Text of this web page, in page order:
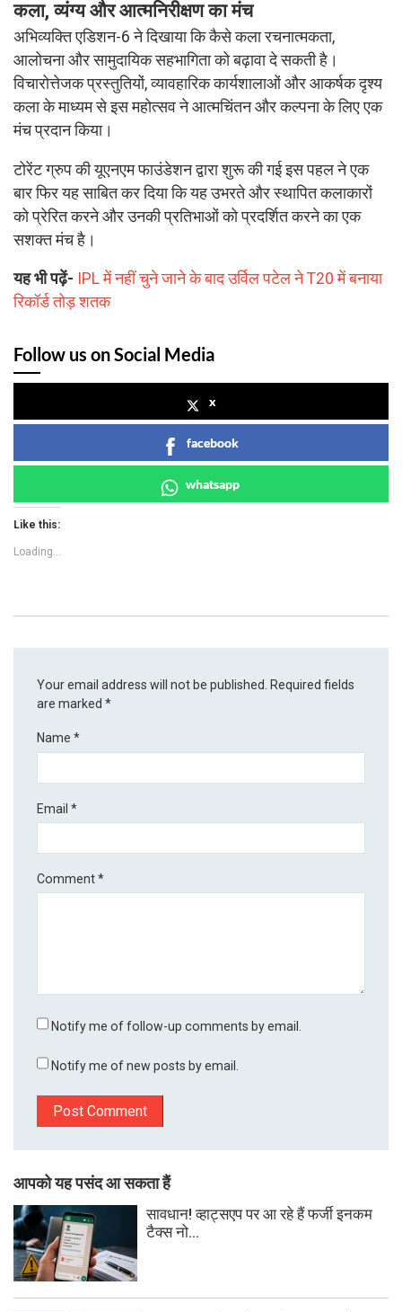
कला, व्यंग्य और आत्मनिरीक्षण का मंच
अभिव्यक्ति एडिशन-6 ने दिखाया कि कैसे कला रचनात्मकता,
आलोचना और सामुदायिक सहभागिता को बढ़ावा दे सकती है।
विचारोत्तेजक प्रस्तुतियों, व्यावहारिक कार्यशालाओं और आकर्षक दृश्य
कला के माध्यम से इस महोत्सव ने आत्मचिंतन और कल्पना के लिए एक
मंच प्रदान किया।
टोरेंट ग्रुप की यूएनएम फाउंडेशन द्वारा शुरू की गई इस पहल ने एक
बार फिर यह साबित कर दिया कि यह उभरते और स्थापित कलाकारों
को प्रेरित करने और उनकी प्रतिभाओं को प्रदर्शित करने का एक
सशक्त मंच है।
यह भी पढ़ें- IPL में नहीं चुने जाने के बाद उर्विल पटेल ने T20 में बनाया
रिकॉर्ड तोड़ शतक
Follow us on Social Media
x
facebook
whatsapp
Like this:
Loading...
Your email address will not be published. Required fields
are marked*
Name*
Email*
Comment*
Notify me of follow-up comments by email.
Notify me of new posts by email.
आपको यह पसंद आ सकता हैं
सावधान! व्हाट्सएप पर आ रहे हैं फर्जी इनकम
टैक्स नो...